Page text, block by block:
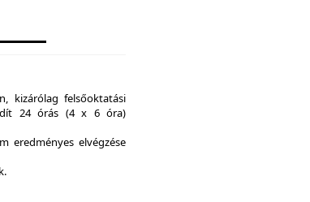
kizárólag felsőoktatási
24 órás (4 x 6 óra)
eredményes elvégzése